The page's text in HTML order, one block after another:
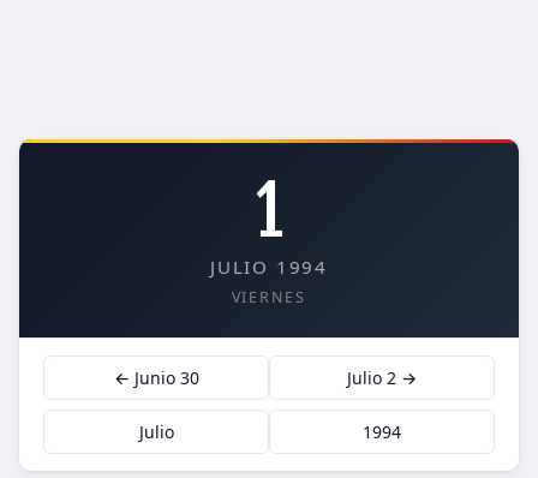
1
JULIO 1994
VIERNES
← Junio 30 Julio 2 →
Julio 1994